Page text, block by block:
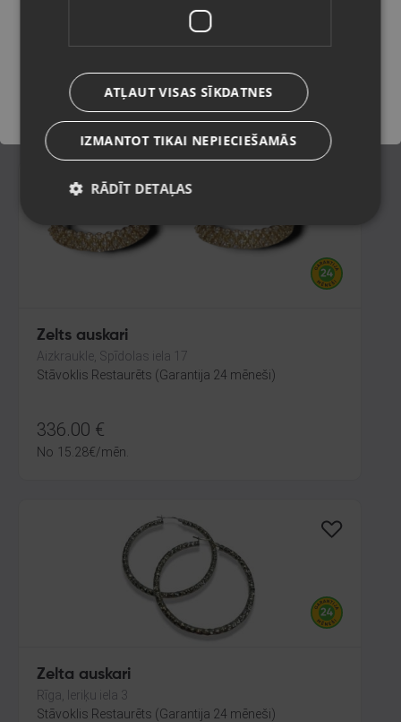
Stāvoklis Restaurēts (Garantija 24 mēneši)
603.00 €
27.41€/mēn.
Zelts auskari
Aizkraukle, Spīdolas iela 17
Stāvoklis Restaurēts (Garantija 24 mēneši)
336.00 €
No 15.28€/mēn.
Zelta auskari
Rīga, Ieriķu iela 3
Stāvoklis Restaurēts (Garantija 24 mēneši)
Saglabāt
ATĻAUT VISAS SĪKDATNES
IZMANTOT TIKAI NEPIECIEŠAMĀS
RĀDĪT DETAĻAS